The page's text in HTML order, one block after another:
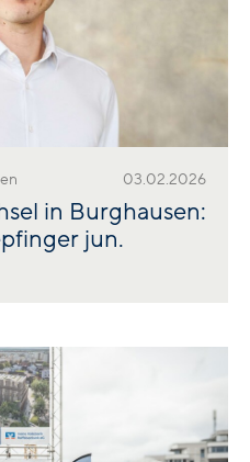
03.02.2026
in Burghausen:
jun.